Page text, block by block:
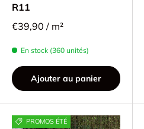
R11
€39,90 / m²
En stock (360 unités)
Ajouter au panier
PROMOS ÉTÉ